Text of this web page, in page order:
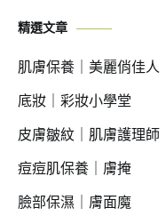
精選文章
肌膚保養｜美麗俏佳人
底妝｜彩妝小學堂
皮膚皺紋｜肌膚護理師
痘痘肌保養｜膚掩
臉部保濕｜膚面魔